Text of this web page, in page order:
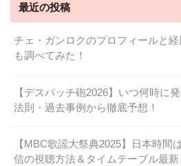
最近の投稿
チェ・ガンロクのプロフィールと
も調べてみた！
【デスパッチ砲2026】いつ何時に
法則・過去事例から徹底予想！
【MBC歌謡大祭典2025】日本時間
信の視聴方法＆タイムテーブル最新